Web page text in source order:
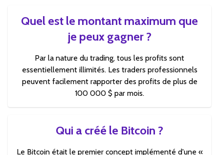
Quel est le montant maximum que
je peux gagner ?
Par la nature du trading, tous les profits sont
essentiellement illimités. Les traders professionnels
peuvent facilement rapporter des profits de plus de
100 000 $ par mois.
Qui a créé le Bitcoin ?
Le Bitcoin était le premier concept implémenté d'une «